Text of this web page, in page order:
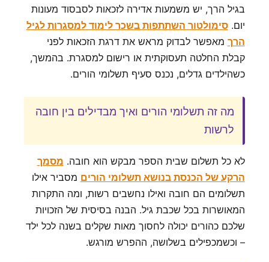
בגיל הרך, יש משמעות אדירה לזכאות לסבסוד מעונות
יום.סימולטור השתתפות בשכר לימוד למסגרות לגיל
הרך מאפשר לבדוק מראש את דרגת הזכאות לפני
קבלת החלטה תעסוקתית או רישום למסגרת. בהמשך,
כשהילדים גדלים, נכנס סעיף תשלומי הורים.
מה זה תשלומי הורים ואיך מבדילים בין חובה
לרשות
לא כל תשלום שבית הספר מבקש הוא חובה. מסמך
הרקע של הכנסת בנושא תשלומי הורים מסביר אילו
תשלומים הם חובה ואילו נחשבים רשות, ומה התקרות
המאושרות בכל שכבת גיל. הבנה בסיסית של הזכויות
שלכם כהורים יכולה לחסוך מאות שקלים בשנה לכל ילד
– וכשמכפילים בשלושה, ההפרש מורגש.